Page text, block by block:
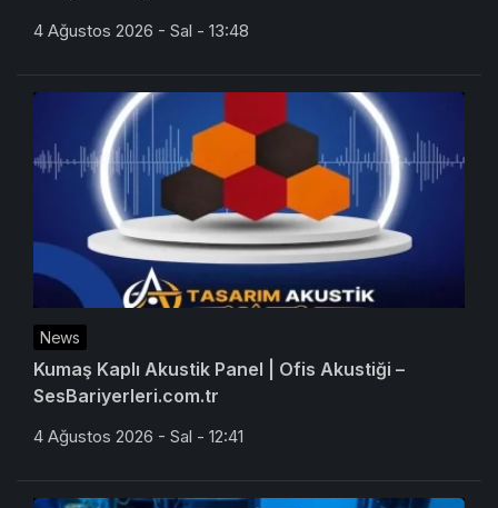
4 Ağustos 2026 - Sal - 13:48
News
Kumaş Kaplı Akustik Panel | Ofis Akustiği –
SesBariyerleri.com.tr
4 Ağustos 2026 - Sal - 12:41